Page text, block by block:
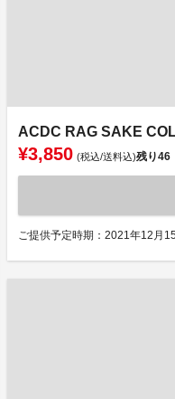
ACDC RAG SAKE
¥3,850 (税込/送料込)残り46
ご提供予定時期：2021年12月